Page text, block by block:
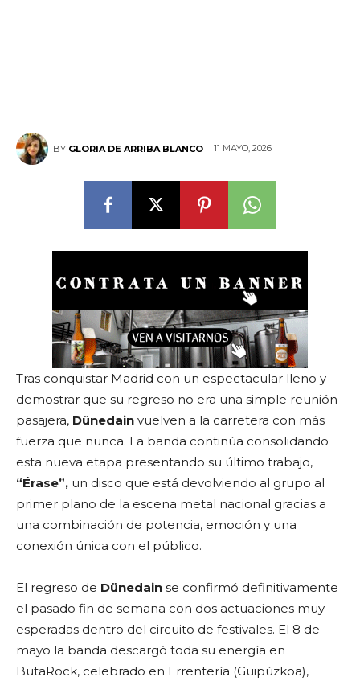
BY GLORIA DE ARRIBA BLANCO 11 MAYO, 2026
Tras conquistar Madrid con un espectacular lleno y
demostrar que su regreso no era una simple reunión
pasajera, Dünedain vuelven a la carretera con más
fuerza que nunca. La banda continúa consolidando
esta nueva etapa presentando su último trabajo,
“Érase”, un disco que está devolviendo al grupo al
primer plano de la escena metal nacional gracias a
una combinación de potencia, emoción y una
conexión única con el público.
El regreso de Dünedain se confirmó definitivamente
el pasado fin de semana con dos actuaciones muy
esperadas dentro del circuito de festivales. El 8 de
mayo la banda descargó toda su energía en
ButaRock, celebrado en Errentería (Guipúzkoa),